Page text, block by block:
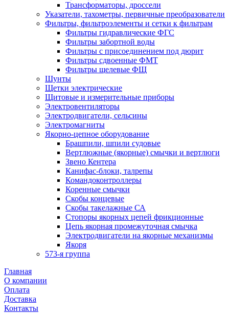
Трансформаторы, дроссели
Указатели, тахометры, первичные преобразователи
Фильтры, фильтроэлементы и сетки к фильтрам
Фильтры гидравлические ФГС
Фильтры забортной воды
Фильтры с присоединением под дюрит
Фильтры сдвоенные ФМТ
Фильтры щелевые ФЩ
Шунты
Щетки электрические
Щитовые и измерительные приборы
Электровентиляторы
Электродвигатели, сельсины
Электромагниты
Якорно-цепное оборудование
Брашпили, шпили судовые
Вертлюжные (якорные) смычки и вертлюги
Звено Кентера
Канифас-блоки, талрепы
Командоконтроллеры
Коренные смычки
Скобы концевые
Скобы такелажные СА
Стопоры якорных цепей фрикционные
Цепь якорная промежуточная смычка
Электродвигатели на якорные механизмы
Якоря
573-я группа
Главная
О компании
Оплата
Доставка
Контакты